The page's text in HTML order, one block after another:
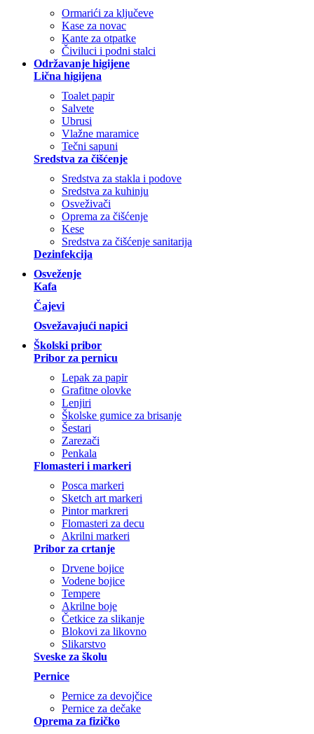
Ormarići za ključeve
Kase za novac
Kante za otpatke
Čiviluci i podni stalci
Održavanje higijene
Lična higijena
Toalet papir
Salvete
Ubrusi
Vlažne maramice
Tečni sapuni
Sredstva za čišćenje
Sredstva za stakla i podove
Sredstva za kuhinju
Osveživači
Oprema za čišćenje
Kese
Sredstva za čišćenje sanitarija
Dezinfekcija
Osveženje
Kafa
Čajevi
Osvežavajući napici
Školski pribor
Pribor za pernicu
Lepak za papir
Grafitne olovke
Lenjiri
Školske gumice za brisanje
Šestari
Zarezači
Penkala
Flomasteri i markeri
Posca markeri
Sketch art markeri
Pintor markreri
Flomasteri za decu
Akrilni markeri
Pribor za crtanje
Drvene bojice
Vodene bojice
Tempere
Akrilne boje
Četkice za slikanje
Blokovi za likovno
Slikarstvo
Sveske za školu
Pernice
Pernice za devojčice
Pernice za dečake
Oprema za fizičko